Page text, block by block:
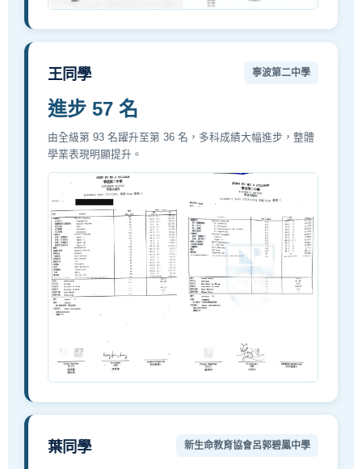
王同學 寧波第二中學
進步 57 名
由全級第 93 名躍升至第 36 名，多科成績大幅進步，整體
學業表現明顯提升。
葉同學 新生命教育協會呂郭碧鳳中學